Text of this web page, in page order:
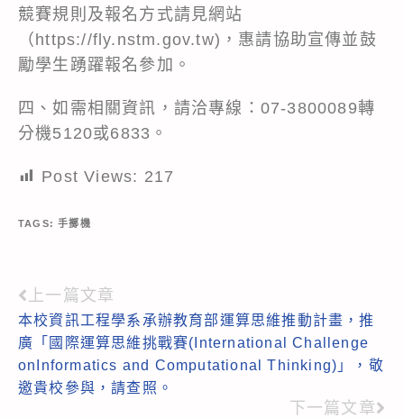
競賽規則及報名方式請見網站
（https://fly.nstm.gov.tw)，惠請協助宣傳並鼓
勵學生踴躍報名參加。
四、如需相關資訊，請洽專線：07-3800089轉
分機5120或6833。
Post Views: 217
TAGS:手擲機
Read
more
articles
上一篇文章
本校資訊工程學系承辦教育部運算思維推動計畫，推
廣「國際運算思維挑戰賽(International Challenge
onInformatics and Computational Thinking)」，敬
邀貴校參與，請查照。
下一篇文章